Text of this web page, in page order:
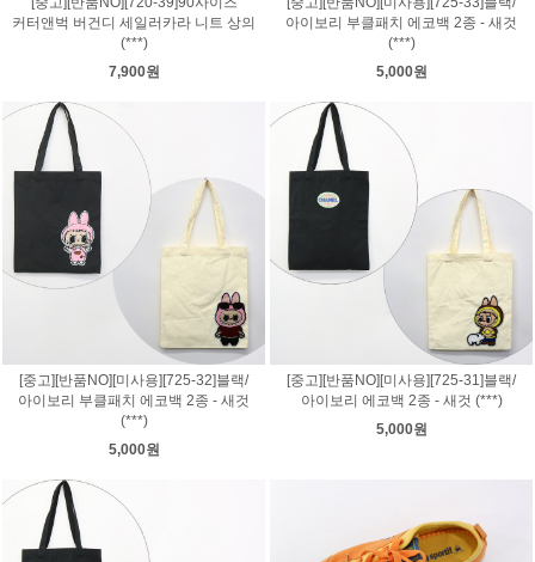
커터앤벅 버건디 세일러카라 니트 상의
(***)
7,900원
아이보리 부클패치 에코백 2종 - 새것
(***)
5,000원
[중고][반품NO][미사용][725-32]블랙/
아이보리 부클패치 에코백 2종 - 새것
(***)
5,000원
[중고][반품NO][미사용][725-31]블랙/
아이보리 에코백 2종 - 새것 (***)
5,000원